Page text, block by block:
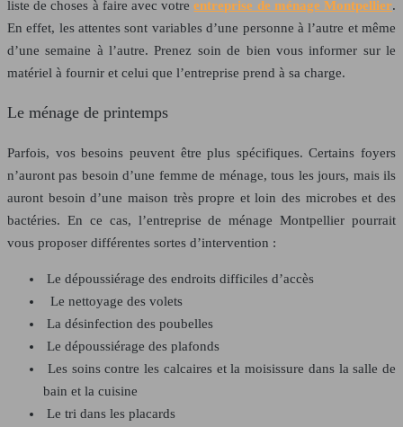
liste de choses à faire avec votreentreprise de ménage Montpellier.
En effet, les attentes sont variables d’une personne à l’autre et même
d’une semaine à l’autre. Prenez soin de bien vous informer sur le
matériel à fournir et celui que l’entreprise prend à sa charge.
Le ménage de printemps
Parfois, vos besoins peuvent être plus spécifiques. Certains foyers
n’auront pas besoin d’une femme de ménage, tous les jours, mais ils
auront besoin d’une maison très propre et loin des microbes et des
bactéries. En ce cas, l’entreprise de ménage Montpellier pourrait
vous proposer différentes sortes d’intervention :
Le dépoussiérage des endroits difficiles d’accès
Le nettoyage des volets
La désinfection des poubelles
Le dépoussiérage des plafonds
Les soins contre les calcaires et la moisissure dans la salle de
bain et la cuisine
Le tri dans les placards